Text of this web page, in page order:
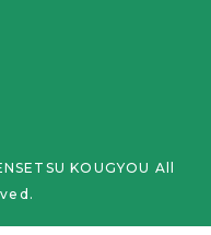
KOUGYOU All